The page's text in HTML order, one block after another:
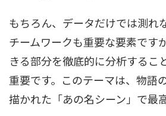
もちろん、データだけでは測れ
チームワークも重要な要素です
きる部分を徹底的に分析するこ
重要です。このテーマは、物語
描かれた「あの名シーン」で最